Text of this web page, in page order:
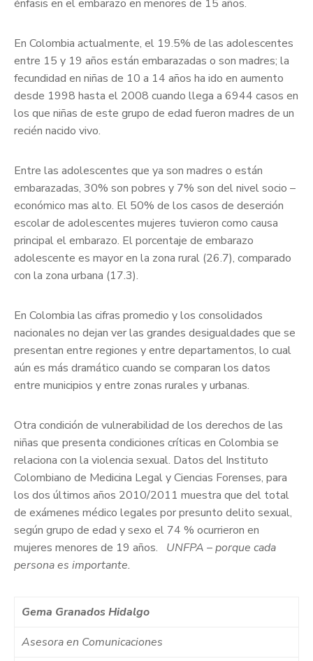
énfasis en el embarazo en menores de 15 años.
En Colombia actualmente, el 19.5% de las adolescentes
entre 15 y 19 años están embarazadas o son madres; la
fecundidad en niñas de 10 a 14 años ha ido en aumento
desde 1998 hasta el 2008 cuando llega a 6944 casos en
los que niñas de este grupo de edad fueron madres de un
recién nacido vivo.
Entre las adolescentes que ya son madres o están
embarazadas, 30% son pobres y 7% son del nivel socio –
económico mas alto. El 50% de los casos de deserción
escolar de adolescentes mujeres tuvieron como causa
principal el embarazo. El porcentaje de embarazo
adolescente es mayor en la zona rural (26.7), comparado
con la zona urbana (17.3).
En Colombia las cifras promedio y los consolidados
nacionales no dejan ver las grandes desigualdades que se
presentan entre regiones y entre departamentos, lo cual
aún es más dramático cuando se comparan los datos
entre municipios y entre zonas rurales y urbanas.
Otra condición de vulnerabilidad de los derechos de las
niñas que presenta condiciones críticas en Colombia se
relaciona con la violencia sexual. Datos del Instituto
Colombiano de Medicina Legal y Ciencias Forenses, para
los dos últimos años 2010/2011 muestra que del total
de exámenes médico legales por presunto delito sexual,
según grupo de edad y sexo el 74 % ocurrieron en
mujeres menores de 19 años. UNFPA – porque cada
persona es importante.
Gema Granados Hidalgo
Asesora en Comunicaciones